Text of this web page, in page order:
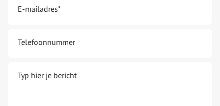
E-mailadres*
Telefoonnummer
Typ hier je bericht